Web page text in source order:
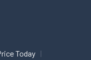
Today